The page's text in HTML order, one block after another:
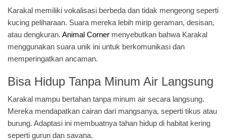
Karakal memiliki vokalisasi berbeda dan tidak mengeong seperti
kucing peliharaan. Suara mereka lebih mirip geraman, desisan,
atau dengkuran. Animal Corner menyebutkan bahwa Karakal
menggunakan suara unik ini untuk berkomunikasi dan
memperingatkan ancaman.
Bisa Hidup Tanpa Minum Air Langsung
Karakal mampu bertahan tanpa minum air secara langsung.
Mereka mendapatkan cairan dari mangsanya, seperti tikus atau
burung. Adaptasi ini membuatnya tahan hidup di habitat kering
seperti gurun dan savana.